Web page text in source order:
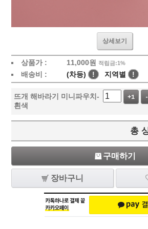
상세보기
상품가 : 11,000원 적립금:1%
배송비 : (차등) ! 지역별 !
뜨개 해바라기 미니파우치-
흰색
+1
총
구매하기
장바구니